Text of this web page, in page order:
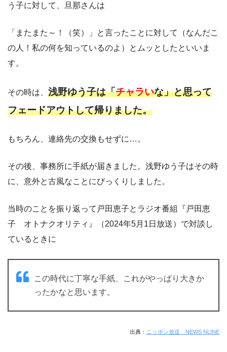
う子に対して、旦那さんは
「またまた～！（笑）」と言ったことに対して（なんだこ
の人！私の何を知っているのよ）とムッとしたといいま
す。
その時は、 浅野ゆう子は「チャラいな」と思って
フェードアウトして帰りました。
もちろん、連絡先の交換もせずに…。
その後、事務所に手紙が届きました。浅野ゆう子はその時
に、意外と古風なことにびっくりしました。
当時のことを振り返って戸田恵子とラジオ番組『戸田恵
子 オトナクオリティ』（2024年5月1日放送）で対談し
ているときに
この時代に丁寧な手紙、これがやっぱり大きか
ったかなと思います。
出典： ニッポン放送 NEWS NLINE